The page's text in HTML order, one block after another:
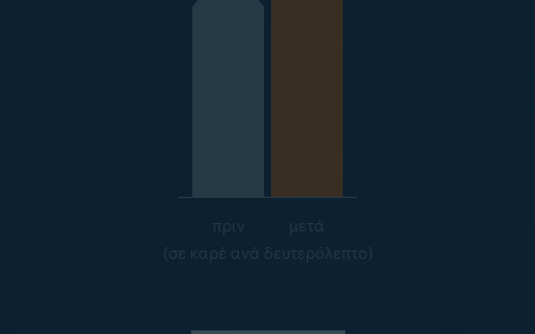
πριν
μετά
(σε καρέ ανά δευτερόλεπτο)